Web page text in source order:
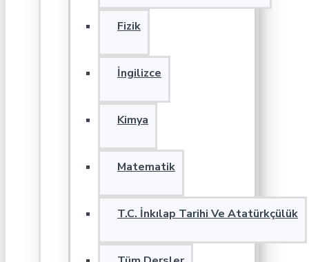
Fizik
İngilizce
Kimya
Matematik
T.C. İnkılap Tarihi Ve Atatürkçülük